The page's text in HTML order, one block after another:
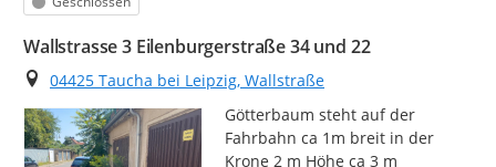
Wallstrasse 3 Eilenburgerstraße 34 und 22
Ort
04425 Taucha bei Leipzig, Wallstraße
Götterbaum steht auf der
Fahrbahn ca 1m breit in der
Krone 2 m Höhe ca 3 m